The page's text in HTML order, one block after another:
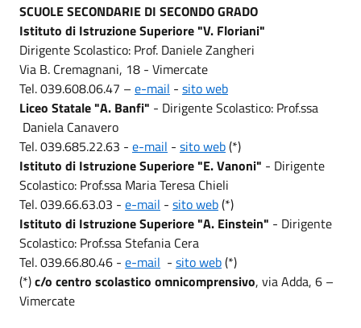
SCUOLE SECONDARIE DI SECONDO GRADO
Istituto di Istruzione Superiore "V. Floriani"
Dirigente Scolastico: Prof. Daniele Zangheri
Via B. Cremagnani, 18 - Vimercate
Tel. 039.608.06.47 – e-mail - sito web
Liceo Statale "A. Banfi" - Dirigente Scolastico: Prof.ssa
Daniela Canavero
Tel. 039.685.22.63 - e-mail - sito web(*)
Istituto di Istruzione Superiore "E. Vanoni" - Dirigente
Scolastico: Prof.ssa Maria Teresa Chieli
Tel. 039.66.63.03 - e-mail - sito web(*)
Istituto di Istruzione Superiore "A. Einstein" - Dirigente
Scolastico: Prof.ssa Stefania Cera
Tel. 039.66.80.46 - e-mail - sito web(*)
(*)c/o centro scolastico omnicomprensivo, via Adda, 6 –
Vimercate